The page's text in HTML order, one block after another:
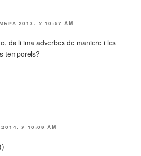
2013. У 10:57 AM
da li ima adverbes de maniere i les
temporels?
У 10:09 AM